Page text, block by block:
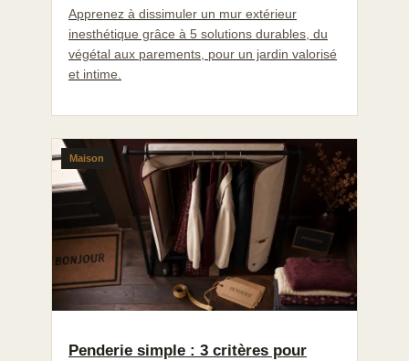
Apprenez à dissimuler un mur extérieur
inesthétique grâce à 5 solutions durables, du
végétal aux parements, pour un jardin valorisé
et intime.
Maison
Penderie simple : 3 critères pour